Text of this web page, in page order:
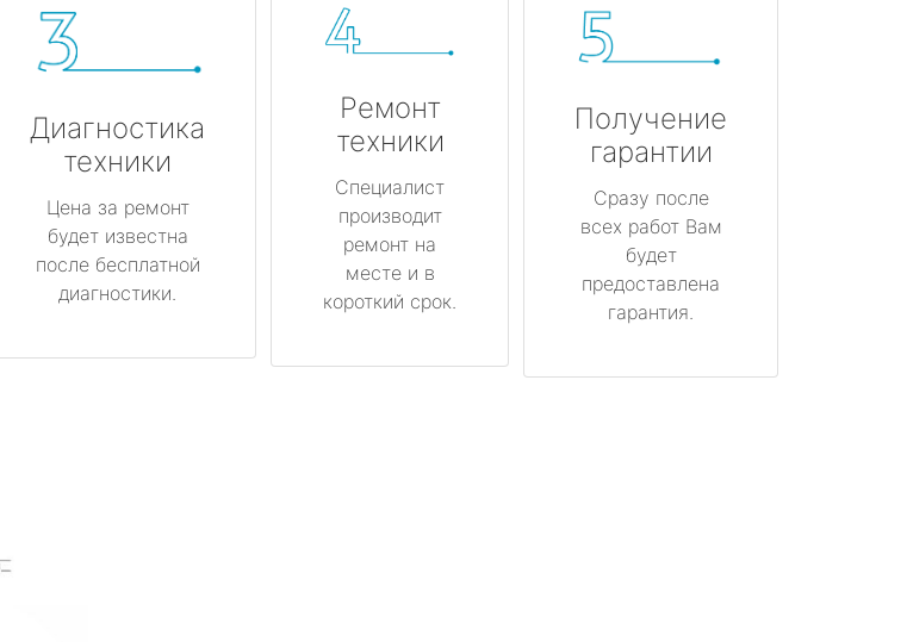
Диагностика
техники
Цена за ремонт
будет известна
после бесплатной
диагностики.
Ремонт
техники
Специалист
производит
ремонт на
месте и в
короткий срок.
Получение
гарантии
Сразу после
всех работ Вам
будет
предоставлена
гарантия.